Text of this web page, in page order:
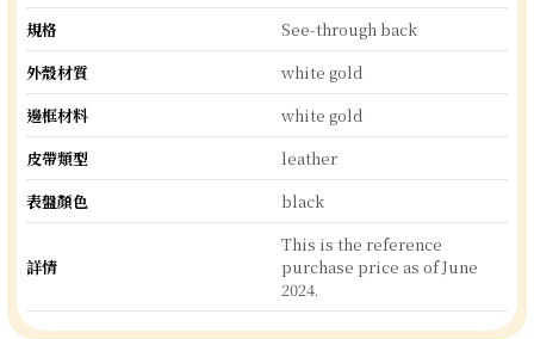
規格
See-through back
外殼材質
white gold
邊框材料
white gold
皮帶類型
leather
表盤顏色
black
詳情
This is the reference
purchase price as of June
2024.